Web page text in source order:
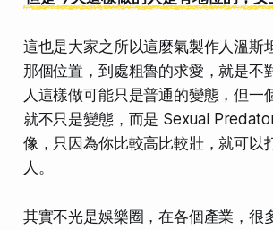
這也是大家之所以這麼氣製作人溫斯
那個位置，到處粗魯的求愛，就是不
人這樣做可能只是普通的變態，但一
就不只是變態，而是 Sexual
像，只因為你比較高比較壯，就可以
人。
其實不光是娛樂圈，在各個產業，很